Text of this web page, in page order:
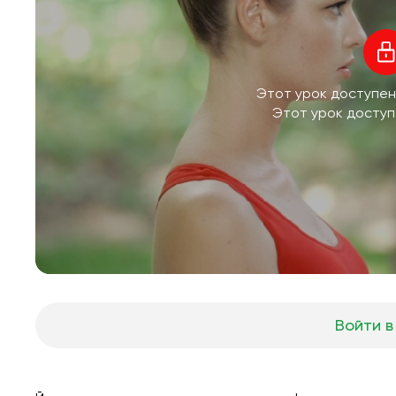
Этот урок
Этот урок
Войти